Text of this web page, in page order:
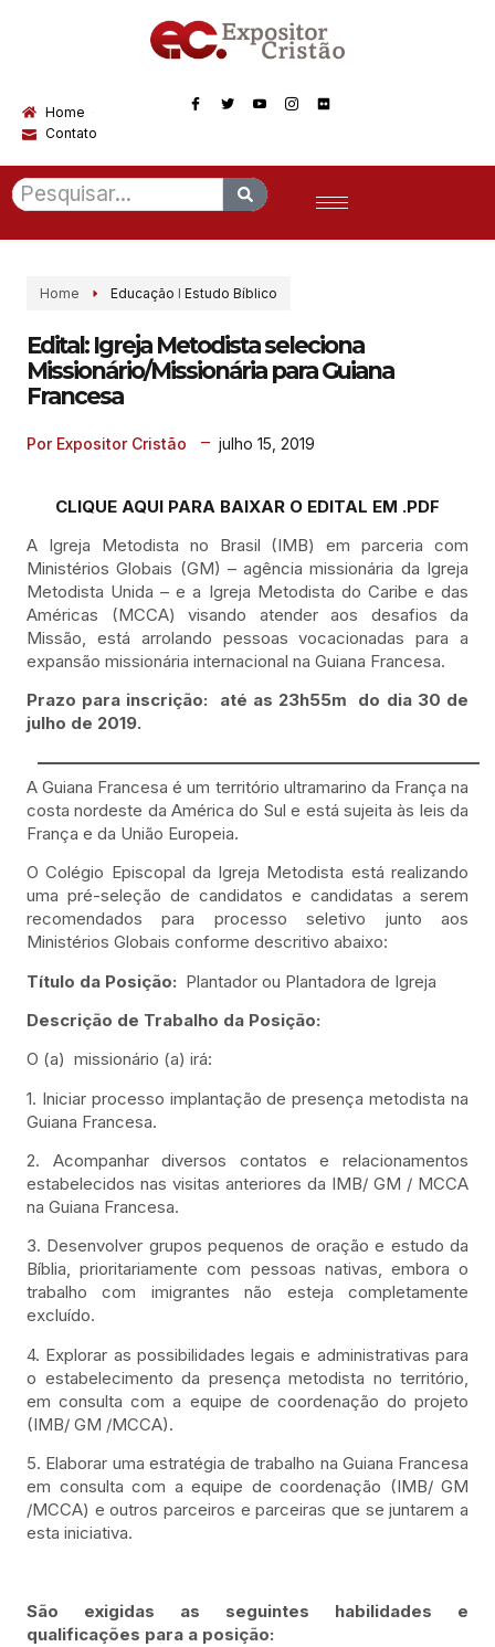
Home
Contato
Home Educação I Estudo Bíblico
Edital: Igreja Metodista seleciona
Missionário/Missionária para Guiana
Francesa
Por Expositor Cristão julho 15, 2019
CLIQUE AQUI PARA BAIXAR O EDITAL EM .PDF
A Igreja Metodista no Brasil (IMB) em parceria com
Ministérios Globais (GM) – agência missionária da Igreja
Metodista Unida – e a Igreja Metodista do Caribe e das
Américas (MCCA) visando atender aos desafios da
Missão, está arrolando pessoas vocacionadas para a
expansão missionária internacional na Guiana Francesa.
Prazo para inscrição: até as 23h55m
do dia 30 de
julho de 2019.
A Guiana Francesa é um território ultramarino da França na
costa nordeste da América do Sul e está sujeita às leis da
França e da União Europeia.
O Colégio Episcopal da Igreja Metodista está realizando
uma pré-seleção de candidatos e candidatas a serem
recomendados para processo seletivo junto aos
Ministérios Globais conforme descritivo abaixo:
Título da Posição: Plantador ou Plantadora de Igreja
Descrição de Trabalho da Posição:
O (a) missionário (a) irá:
1. Iniciar processo implantação de presença metodista na
Guiana Francesa.
2. Acompanhar diversos contatos e relacionamentos
estabelecidos nas visitas anteriores da IMB/ GM / MCCA
na Guiana Francesa.
3. Desenvolver grupos pequenos de oração e estudo da
Bíblia, prioritariamente com pessoas nativas, embora o
trabalho com imigrantes não esteja completamente
excluído.
4. Explorar as possibilidades legais e administrativas para
o estabelecimento da presença metodista no território,
em consulta com a equipe de coordenação do projeto
(IMB/ GM /MCCA).
5. Elaborar uma estratégia de trabalho na Guiana Francesa
em consulta com a equipe de coordenação (IMB/ GM
/MCCA) e outros parceiros e parceiras que se juntarem a
esta iniciativa.
São exigidas as seguintes habilidades e
qualificações para a posição: